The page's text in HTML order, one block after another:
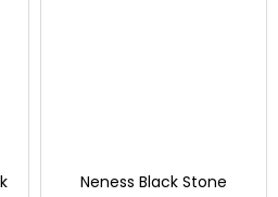
Neness Black Stone